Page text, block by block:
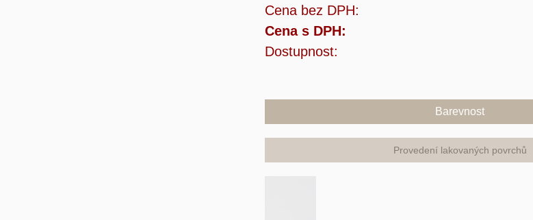
Cena bez DPH:
Cena s DPH:
Dostupnost:
Barevnost
Provedení lakovaných povrchů